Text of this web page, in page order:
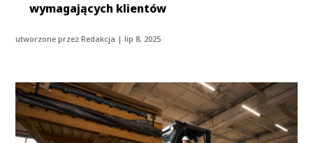
wymagających klientów
utworzone przezRedakcja |lip 8, 2025